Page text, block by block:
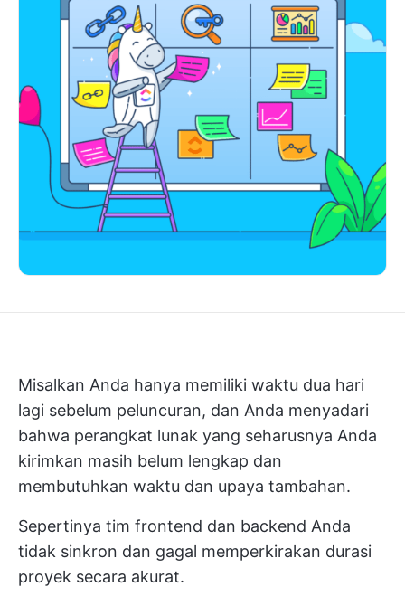
Misalkan Anda hanya memiliki waktu dua hari
lagi sebelum peluncuran, dan Anda menyadari
bahwa perangkat lunak yang seharusnya Anda
kirimkan masih belum lengkap dan
membutuhkan waktu dan upaya tambahan.
Sepertinya tim frontend dan backend Anda
tidak sinkron dan gagal memperkirakan durasi
proyek secara akurat.